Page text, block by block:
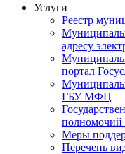
Услуги
Реестр
адресу
портал
ГБУ МФЦ
полномочий
Меры
Перечень